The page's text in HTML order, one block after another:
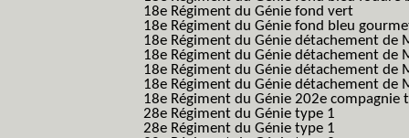
18e Régiment du Génie fond vert
18e Régiment du Génie fond bleu
18e Régiment du Génie détachement de
18e Régiment du Génie détachement de
18e Régiment du Génie détachement de
18e Régiment du Génie détachement de
18e Régiment du Génie 202e compagnie
28e Régiment du Génie type 1
28e Régiment du Génie type 1